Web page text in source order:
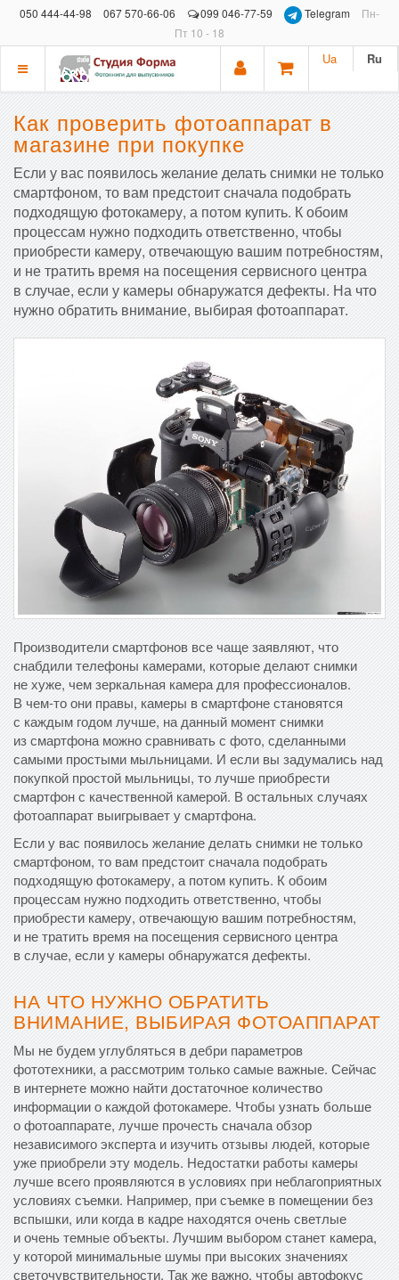
050 444-44-98 067 570-66-06 099 046-77-59 Telegram
Пн-
Пт 10 - 18
Показать
меню
Ua Ru
Как проверить фотоаппарат в
магазине при покупке
Если у вас появилось желание делать снимки не только
смартфоном, то вам предстоит сначала подобрать
подходящую фотокамеру, а потом купить. К обоим
процессам нужно подходить ответственно, чтобы
приобрести камеру, отвечающую вашим потребностям,
и не тратить время на посещения сервисного центра
в случае, если у камеры обнаружатся дефекты. На что
нужно обратить внимание, выбирая фотоаппарат.
Производители смартфонов все чаще заявляют, что
снабдили телефоны камерами, которые делают снимки
не хуже, чем зеркальная камера для профессионалов.
В чем-то они правы, камеры в смартфоне становятся
с каждым годом лучше, на данный момент снимки
из смартфона можно сравнивать с фото, сделанными
самыми простыми мыльницами. И если вы задумались над
покупкой простой мыльницы, то лучше приобрести
смартфон с качественной камерой. В остальных случаях
фотоаппарат выигрывает у смартфона.
Если у вас появилось желание делать снимки не только
смартфоном, то вам предстоит сначала подобрать
подходящую фотокамеру, а потом купить. К обоим
процессам нужно подходить ответственно, чтобы
приобрести камеру, отвечающую вашим потребностям,
и не тратить время на посещения сервисного центра
в случае, если у камеры обнаружатся дефекты.
НА ЧТО НУЖНО ОБРАТИТЬ
ВНИМАНИЕ, ВЫБИРАЯ ФОТОАППАРАТ
Мы не будем углубляться в дебри параметров
фототехники, а рассмотрим только самые важные. Сейчас
в интернете можно найти достаточное количество
информации о каждой фотокамере. Чтобы узнать больше
о фотоаппарате, лучше прочесть сначала обзор
независимого эксперта и изучить отзывы людей, которые
уже приобрели эту модель. Недостатки работы камеры
лучше всего проявляются в условиях при неблагоприятных
условиях съемки. Например, при съемке в помещении без
вспышки, или когда в кадре находятся очень светлые
и очень темные объекты. Лучшим выбором станет камера,
у которой минимальные шумы при высоких значениях
светочувствительности. Так же важно, чтобы автофокус